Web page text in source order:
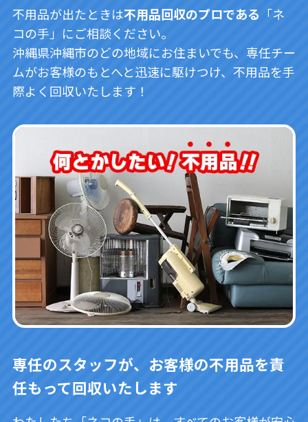
不用品が出たときは不用品回収のプロである 「ネ
コの手」にご相談ください。
沖縄県沖縄市のどの地域にお住まいでも、専任チー
ムがお客様のもとへと迅速に駆けつけ、不用品を手
際よく回収いたします！
専任のスタッフが、お客様の不用品を責
任もって回収いたします